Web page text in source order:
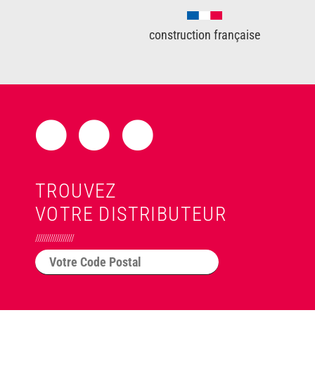
construction française
TROUVEZ
VOTRE DISTRIBUTEUR
//////////////////